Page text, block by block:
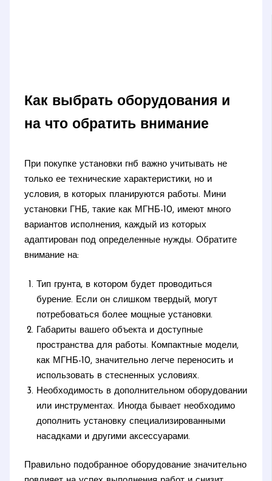
Как выбрать оборудования и
на что обратить внимание
При покупке установки гнб важно учитывать не
только ее технические характеристики, но и
условия, в которых планируются работы. Мини
установки ГНБ, такие как МГНБ-10, имеют много
вариантов исполнения, каждый из которых
адаптирован под определенные нужды. Обратите
внимание на:
Тип грунта, в котором будет проводиться
бурение. Если он слишком твердый, могут
потребоваться более мощные установки.
Габариты вашего объекта и доступные
пространства для работы. Компактные модели,
как МГНБ-10, значительно легче переносить и
использовать в стесненных условиях.
Необходимость в дополнительном оборудовании
или инструментах. Иногда бывает необходимо
дополнить установку специализированными
насадками и другими аксессуарами.
Правильно подобранное оборудование значительно